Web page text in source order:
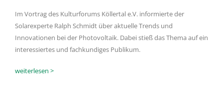
Im Vortrag des Kulturforums Köllertal e.V. informierte der
Solarexperte Ralph Schmidt über aktuelle Trends und
Innovationen bei der Photovoltaik. Dabei stieß das Thema auf ein
interessiertes und fachkundiges Publikum.
weiterlesen >